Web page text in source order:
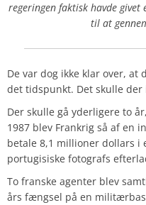
regeringen faktisk havde
til at
De var dog ikke klar over, at
det tidspunkt. Det skulle der
Der skulle gå yderligere to
1987 blev Frankrig så af en
betale 8,1 millioner dollars i
portugisiske fotografs
To franske agenter blev
års fængsel på en